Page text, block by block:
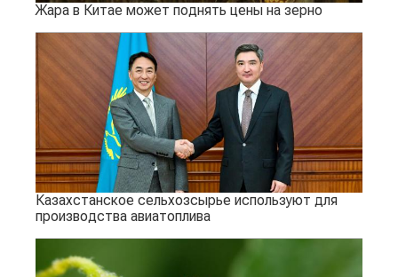
Жара в Китае может поднять цены на зерно
Казахстанское сельхозсырье используют для
производства авиатоплива